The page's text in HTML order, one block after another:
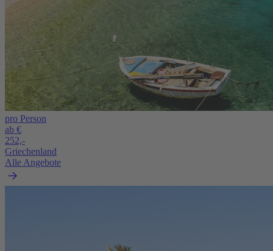
pro Person
ab €
252,-
Griechenland
Alle Angebote